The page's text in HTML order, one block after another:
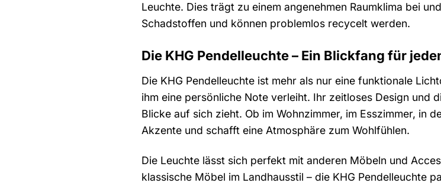
Leuchte. Dies trägt zu einem angenehmen Raumklima bei
Schadstoffen und können problemlos recycelt werden.
Die KHG Pendelleuchte – Ein Blickfang für
Die KHG Pendelleuchte ist mehr als nur eine funktionale
ihm eine persönliche Note verleiht. Ihr zeitloses Design und
Blicke auf sich zieht. Ob im Wohnzimmer, im Esszimmer, in
Akzente und schafft eine Atmosphäre zum Wohlfühlen.
Die Leuchte lässt sich perfekt mit anderen Möbeln und
klassische Möbel im Landhausstil – die KHG Pendelleuchte